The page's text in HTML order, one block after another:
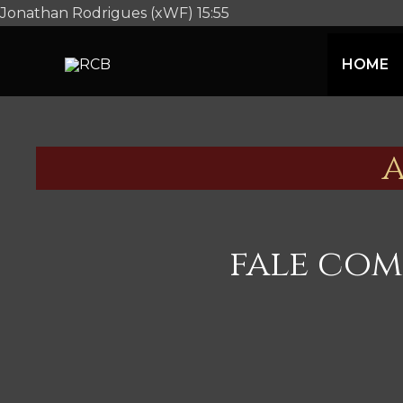
Jonathan Rodrigues (xWF) 15:55
HOME
fale